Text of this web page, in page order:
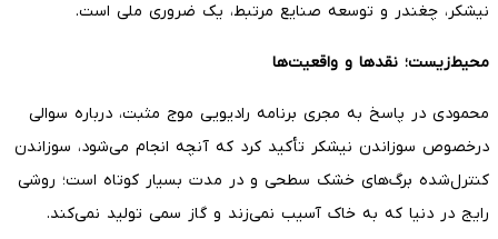
نیشکر، چغندر و توسعه صنایع مرتبط، یک ضروری ملی است.
محیط‌زیست؛ نقدها و واقعیت‌ها
محمودی در پاسخ به مجری برنامه رادیویی موج مثبت، درباره سوالی
درخصوص سوزاندن نیشکر تأکید کرد که آنچه انجام می‌شود، سوزاندن
کنترل‌شده برگ‌های خشک سطحی و در مدت بسیار کوتاه است؛ روشی
رایج در دنیا که به خاک آسیب نمی‌زند و گاز سمی تولید نمی‌کند.